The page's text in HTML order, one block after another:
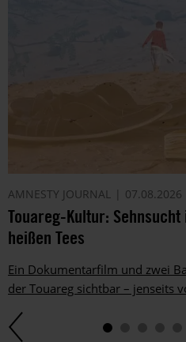
AMNESTY JOURNAL 07.08.2026
Touareg-Kultur:
heißen Tees
Ein Dokumentarfilm und zwei
der Touareg sichtbar – jenseits